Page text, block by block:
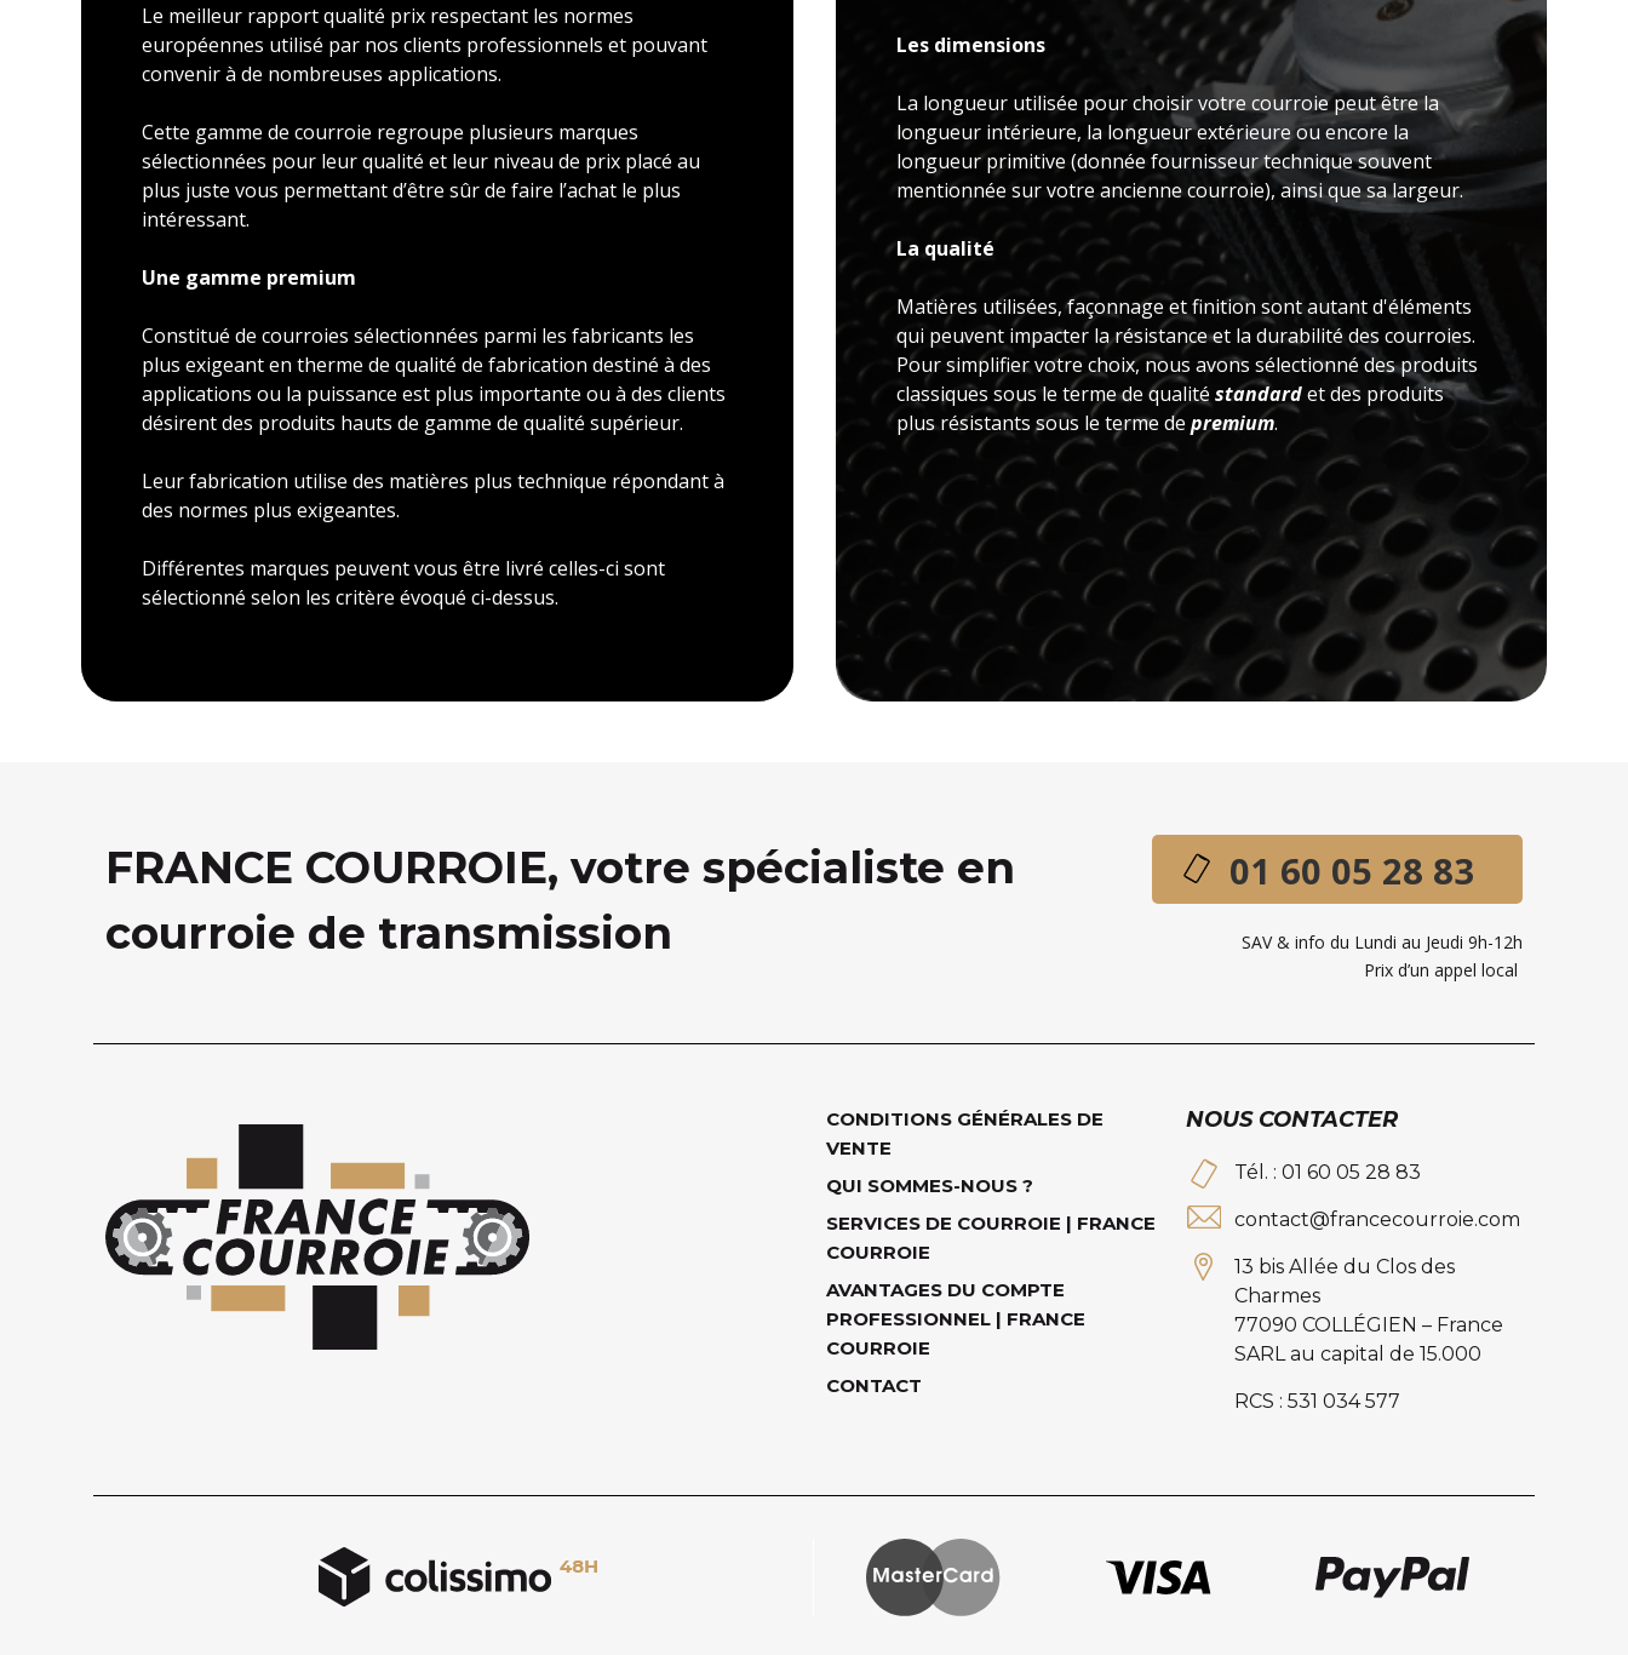
Le meilleur rapport qualité prix respectant les normes
européennes utilisé par nos clients professionnels et pouvant
convenir à de nombreuses applications.
Cette gamme de courroie regroupe plusieurs marques
sélectionnées pour leur qualité et leur niveau de prix placé au
plus juste vous permettant d’être sûr de faire l’achat le plus
intéressant.
Une gamme premium
Constitué de courroies sélectionnées parmi les fabricants les
plus exigeant en therme de qualité de fabrication destiné à des
applications ou la puissance est plus importante ou à des clients
désirent des produits hauts de gamme de qualité supérieur.
Leur fabrication utilise des matières plus technique répondant à
des normes plus exigeantes.
Différentes marques peuvent vous être livré celles-ci sont
sélectionné selon les critère évoqué ci-dessus.
Les dimensions
La longueur utilisée pour choisir votre courroie peut être la
longueur intérieure, la longueur extérieure ou encore la
longueur primitive (donnée fournisseur technique souvent
mentionnée sur votre ancienne courroie), ainsi que sa largeur.
La qualité
Matières utilisées, façonnage et finition sont autant d'éléments
qui peuvent impacter la résistance et la durabilité des courroies.
Pour simplifier votre choix, nous avons sélectionné des produits
classiques sous le terme de qualité standardet des produits
plus résistants sous le terme de premium.
FRANCE COURROIE, votre spécialiste en
courroie de transmission
01 60 05 28 83
SAV & info du Lundi au Jeudi 9h-12h
Prix d’un appel local
CONDITIONS GÉNÉRALES DE
VENTE
QUI SOMMES-NOUS ?
SERVICES DE COURROIE | FRANCE
COURROIE
AVANTAGES DU COMPTE
PROFESSIONNEL | FRANCE
COURROIE
CONTACT
NOUS CONTACTER
Tél. : 01 60 05 28 83
contact@francecourroie.com
13 bis Allée du Clos des
Charmes
77090 COLLÉGIEN – France
SARL au capital de 15.000
RCS : 531 034 577